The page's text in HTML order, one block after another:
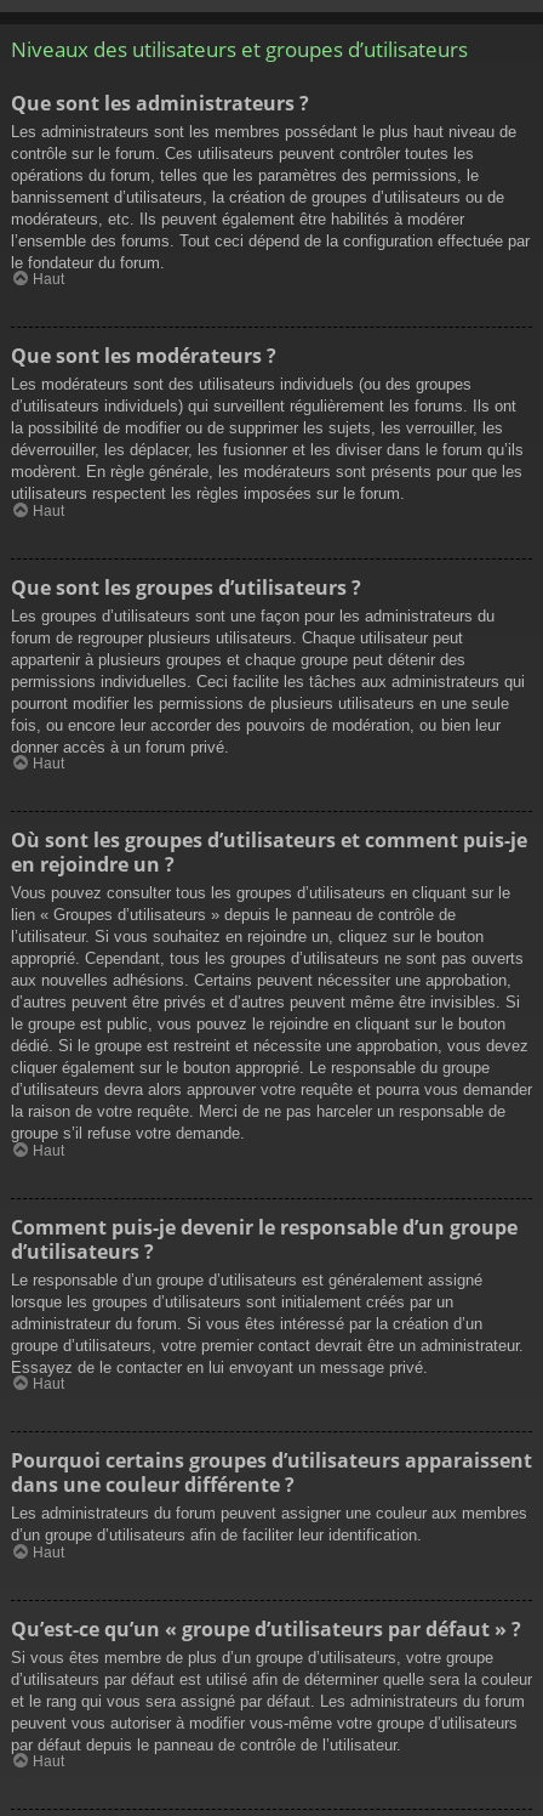
Niveaux des utilisateurs et groupes d’utilisateurs
Que sont les administrateurs ?
Les administrateurs sont les membres possédant le plus haut niveau de
contrôle sur le forum. Ces utilisateurs peuvent contrôler toutes les
opérations du forum, telles que les paramètres des permissions, le
bannissement d’utilisateurs, la création de groupes d’utilisateurs ou de
modérateurs, etc. Ils peuvent également être habilités à modérer
l’ensemble des forums. Tout ceci dépend de la configuration effectuée par
le fondateur du forum.
Haut
Que sont les modérateurs ?
Les modérateurs sont des utilisateurs individuels (ou des groupes
d’utilisateurs individuels) qui surveillent régulièrement les forums. Ils ont
la possibilité de modifier ou de supprimer les sujets, les verrouiller, les
déverrouiller, les déplacer, les fusionner et les diviser dans le forum qu’ils
modèrent. En règle générale, les modérateurs sont présents pour que les
utilisateurs respectent les règles imposées sur le forum.
Haut
Que sont les groupes d’utilisateurs ?
Les groupes d’utilisateurs sont une façon pour les administrateurs du
forum de regrouper plusieurs utilisateurs. Chaque utilisateur peut
appartenir à plusieurs groupes et chaque groupe peut détenir des
permissions individuelles. Ceci facilite les tâches aux administrateurs qui
pourront modifier les permissions de plusieurs utilisateurs en une seule
fois, ou encore leur accorder des pouvoirs de modération, ou bien leur
donner accès à un forum privé.
Haut
Où sont les groupes d’utilisateurs et comment puis-je
en rejoindre un ?
Vous pouvez consulter tous les groupes d’utilisateurs en cliquant sur le
lien « Groupes d’utilisateurs » depuis le panneau de contrôle de
l’utilisateur. Si vous souhaitez en rejoindre un, cliquez sur le bouton
approprié. Cependant, tous les groupes d’utilisateurs ne sont pas ouverts
aux nouvelles adhésions. Certains peuvent nécessiter une approbation,
d’autres peuvent être privés et d’autres peuvent même être invisibles. Si
le groupe est public, vous pouvez le rejoindre en cliquant sur le bouton
dédié. Si le groupe est restreint et nécessite une approbation, vous devez
cliquer également sur le bouton approprié. Le responsable du groupe
d’utilisateurs devra alors approuver votre requête et pourra vous demander
la raison de votre requête. Merci de ne pas harceler un responsable de
groupe s’il refuse votre demande.
Haut
Comment puis-je devenir le responsable d’un groupe
d’utilisateurs ?
Le responsable d’un groupe d’utilisateurs est généralement assigné
lorsque les groupes d’utilisateurs sont initialement créés par un
administrateur du forum. Si vous êtes intéressé par la création d’un
groupe d’utilisateurs, votre premier contact devrait être un administrateur.
Essayez de le contacter en lui envoyant un message privé.
Haut
Pourquoi certains groupes d’utilisateurs apparaissent
dans une couleur différente ?
Les administrateurs du forum peuvent assigner une couleur aux membres
d’un groupe d’utilisateurs afin de faciliter leur identification.
Haut
Qu’est-ce qu’un « groupe d’utilisateurs par défaut » ?
Si vous êtes membre de plus d’un groupe d’utilisateurs, votre groupe
d’utilisateurs par défaut est utilisé afin de déterminer quelle sera la couleur
et le rang qui vous sera assigné par défaut. Les administrateurs du forum
peuvent vous autoriser à modifier vous-même votre groupe d’utilisateurs
par défaut depuis le panneau de contrôle de l’utilisateur.
Haut